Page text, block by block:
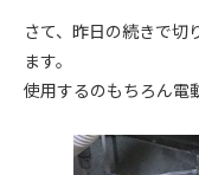
さて、昨日の続きで切
ます。
使用するのもちろん電